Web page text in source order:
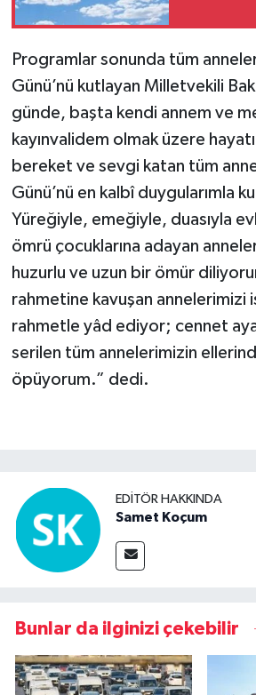
Programlar sonunda tüm
Günü’nü kutlayan Milletvekili
günde, başta kendi annem ve
kayınvalidem olmak üzere
bereket ve sevgi katan tüm
Günü’nü en kalbî duygularımla
Yüreğiyle, emeğiyle, duasıyla
ömrü çocuklarına adayan
huzurlu ve uzun bir ömür
rahmetine kavuşan annelerimizi
rahmetle yâd ediyor; cennet
serilen tüm annelerimizin
öpüyorum.” dedi.
EDITÖR HAKKINDA
Samet Koçum
Bunlar da ilginizi çekebilir